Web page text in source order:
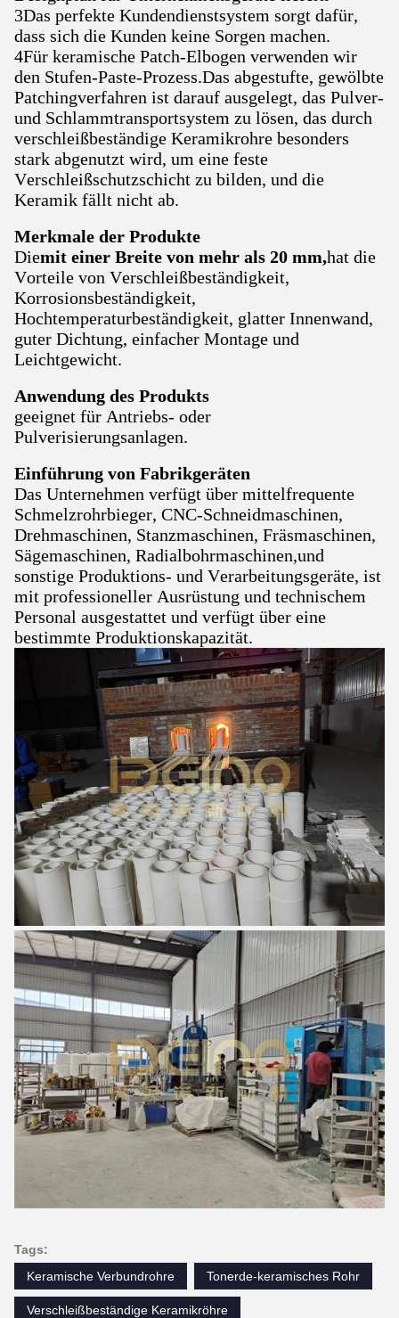
3Das perfekte Kundendienstsystem sorgt dafür,
dass sich die Kunden keine Sorgen machen.
4Für keramische Patch-Elbogen verwenden wir
den Stufen-Paste-Prozess.Das abgestufte, gewölbte
Patchingverfahren ist darauf ausgelegt, das Pulver-
und Schlammtransportsystem zu lösen, das durch
verschleißbeständige Keramikrohre besonders
stark abgenutzt wird, um eine feste
Verschleißschutzschicht zu bilden, und die
Keramik fällt nicht ab.
Merkmale der Produkte
Diemit einer Breite von mehr als 20 mm,hat die
Vorteile von Verschleißbeständigkeit,
Korrosionsbeständigkeit,
Hochtemperaturbeständigkeit, glatter Innenwand,
guter Dichtung, einfacher Montage und
Leichtgewicht.
Anwendung des Produkts
geeignet für Antriebs- oder
Pulverisierungsanlagen.
Einführung von Fabrikgeräten
Das Unternehmen verfügt über mittelfrequente
Schmelzrohrbieger, CNC-Schneidmaschinen,
Drehmaschinen, Stanzmaschinen, Fräsmaschinen,
Sägemaschinen, Radialbohrmaschinen,und
sonstige Produktions- und Verarbeitungsgeräte, ist
mit professioneller Ausrüstung und technischem
Personal ausgestattet und verfügt über eine
bestimmte Produktionskapazität.
Tags:
Keramische Verbundrohre
Tonerde-keramisches Rohr
Verschleißbeständige Keramikröhre